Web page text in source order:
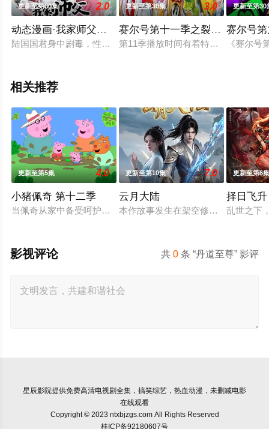
更新至第60集 2.0
动态漫画·我家师父超凶哒
陆国国君身中剧毒，性命危在旦夕，消失5年的儿子陆尘强势归
更新至第30集 3.0
赛尔号第十一季之裂空沧海
第11季播放时间有着特殊意义，因为
更新至第30
赛尔号
《赛尔
相关推荐
更新至第5集 4.0
小猪佩奇 第十二季
当佩奇从家中备受呵护的'小妹妹'一跃成为肩负责任的'大姐姐'，
更新至第10集 7.0
云月大陆
本作故事发生在架空修仙世界——云
更新至第6
择日飞升
乱世之下
共0 条 “丹道至尊” 影评
影视评论
星辰影院提供免费高清电视剧全集，搞笑综艺，热血动漫，未删减电影
在线观看
Copyright © 2023 ntxbjzgs.com All Rights Reserved
桂ICP备92180607号